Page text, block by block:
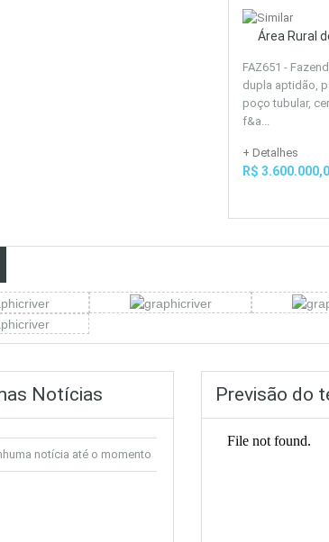
Área Rural
FAZ651 -
dupla aptidão,
poço tubular,
f&a...
+ Detalhes
R$
Notícias
notícia até o momento
Previsão do